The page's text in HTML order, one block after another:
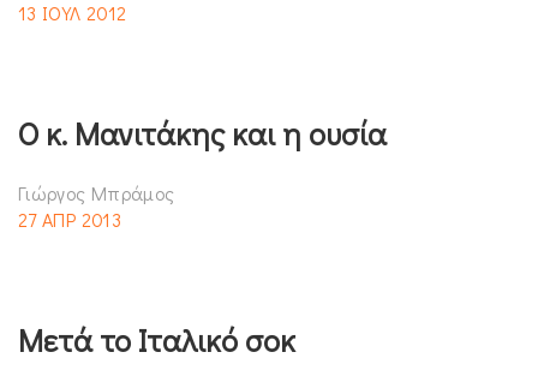
13 ΙΟΥΛ 2012
Ο κ. Μανιτάκης και η ουσία
Γιώργος Μπράμος
27 ΑΠΡ 2013
Μετά το Ιταλικό σοκ